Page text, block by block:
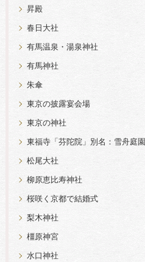
昇殿
春日大社
有馬温泉・湯泉神社
有馬神社
朱傘
東京の披露宴会場
東京の神社
東福寺「芬陀院」別名：雪舟庭園
松尾大社
柳原恵比寿神社
桜咲く京都で結婚式
梨木神社
橿原神宮
水口神社